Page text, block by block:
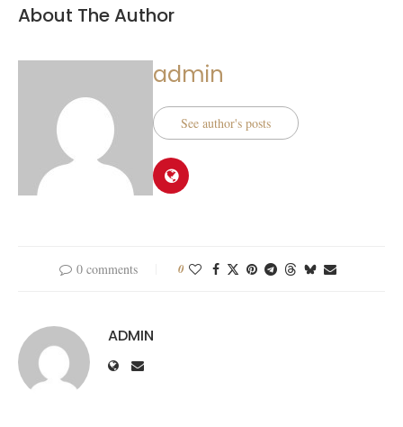
About The Author
admin
See author's posts
0 comments 0
ADMIN